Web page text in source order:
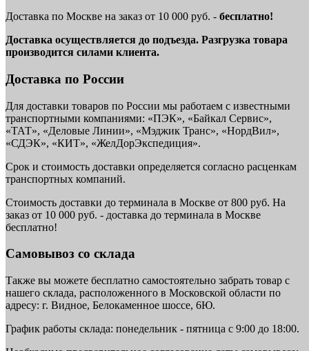
Доставка по Москве на заказ от 10 000 руб. - бесплатно!
Доставка осуществляется до подъезда. Разгрузка товара
производится силами клиента.
Доставка по России
Для доставки товаров по России мы работаем с известными
транспортными компаниями: «ПЭК», «Байкал Сервис»,
«ТАТ», «Деловые Линии», «Мэджик Транс», «НордВил»,
«СДЭК», «КИТ», «ЖелДорЭкспедиция».
Срок и стоимость доставки определяется согласно расценкам
транспортных компаний.
Стоимость доставки до терминала в Москве от 800 руб. На
заказ от 10 000 руб. - доставка до терминала в Москве
бесплатно!
Самовывоз со склада
Также вы можете бесплатно самостоятельно забрать товар с
нашего склада, расположенного в Московской области по
адресу: г. Видное, Белокаменное шоссе, 6Ю.
График работы склада: понедельник - пятница с 9:00 до 18:00.